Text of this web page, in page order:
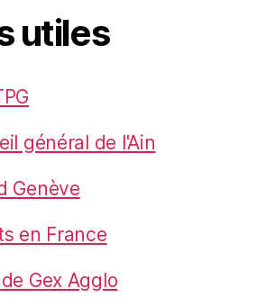
utiles
général de l'Ain
Genève
en France
Gex Agglo